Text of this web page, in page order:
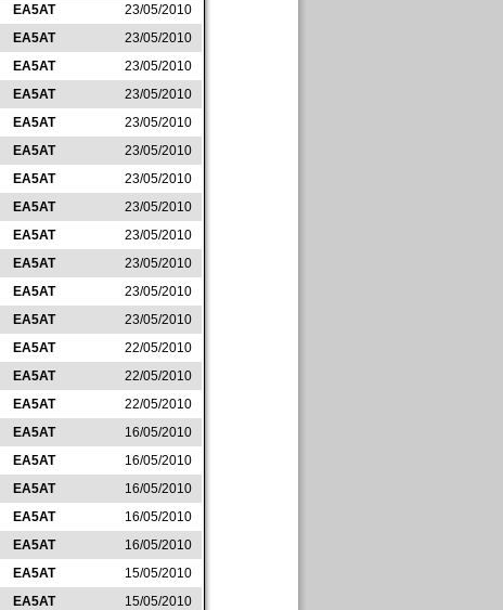
EA5AT
23/05/2010
EA5AT
23/05/2010
EA5AT
23/05/2010
EA5AT
23/05/2010
EA5AT
23/05/2010
EA5AT
23/05/2010
EA5AT
23/05/2010
EA5AT
23/05/2010
EA5AT
23/05/2010
EA5AT
23/05/2010
EA5AT
23/05/2010
EA5AT
23/05/2010
EA5AT
22/05/2010
EA5AT
22/05/2010
EA5AT
22/05/2010
EA5AT
16/05/2010
EA5AT
16/05/2010
EA5AT
16/05/2010
EA5AT
16/05/2010
EA5AT
16/05/2010
EA5AT
15/05/2010
EA5AT
15/05/2010